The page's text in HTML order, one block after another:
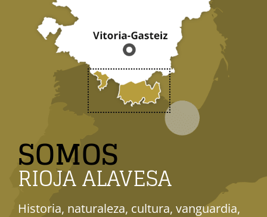
SOMOS
RIOJA ALAVESA
Historia, naturaleza, cultura, vanguardia,